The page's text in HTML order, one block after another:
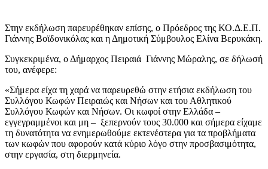
Στην εκδήλωση παρευρέθηκαν επίσης, ο Πρόεδρος της ΚΟ.Δ.Ε.Π.
Γιάννης Βοϊδονικόλας και η Δημοτική Σύμβουλος Ελίνα Βερυκάκη.
Συγκεκριμένα, ο Δήμαρχος Πειραιά Γιάννης Μώραλης, σε δήλωσή
του, ανέφερε:
«Σήμερα είχα τη χαρά να παρευρεθώ στην ετήσια εκδήλωση του
Συλλόγου Κωφών Πειραιώς και Νήσων και του Αθλητικού
Συλλόγου Κωφών και Νήσων. Οι κωφοί στην Ελλάδα –
εγγεγραμμένοι και μη – ξεπερνούν τους 30.000 και σήμερα είχαμε
τη δυνατότητα να ενημερωθούμε εκτενέστερα για τα προβλήματα
των κωφών που αφορούν κατά κύριο λόγο στην προσβασιμότητα,
στην εργασία, στη διερμηνεία.